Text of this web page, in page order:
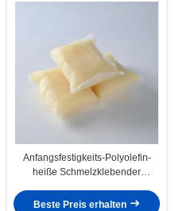
Anfangsfestigkeits-Polyolefin-
heiße Schmelzklebender
Beste Preis erhalten